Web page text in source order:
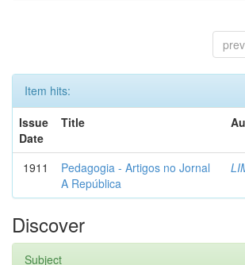
Item hits:
Issue
Date
Title
1911
Pedagogia - Artigos no Jornal
A República
Discover
Subject